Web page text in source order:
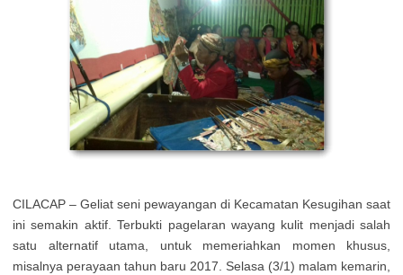
CILACAP – Geliat seni pewayangan di Kecamatan Kesugihan saat
ini semakin aktif. Terbukti pagelaran wayang kulit menjadi salah
satu alternatif utama, untuk memeriahkan momen khusus,
misalnya perayaan tahun baru 2017. Selasa (3/1) malam kemarin,